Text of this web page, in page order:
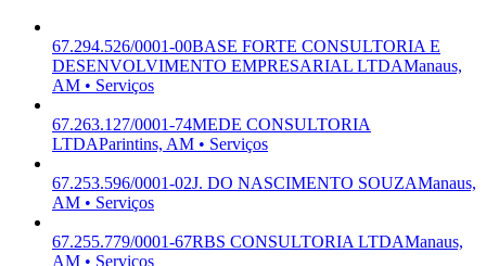
67.294.526/0001-00BASE FORTE CONSULTORIA E
DESENVOLVIMENTO EMPRESARIAL LTDAManaus,
AM • Serviços
67.263.127/0001-74MEDE CONSULTORIA
LTDAParintins, AM • Serviços
67.253.596/0001-02J. DO NASCIMENTO SOUZAManaus,
AM • Serviços
67.255.779/0001-67RBS CONSULTORIA LTDAManaus,
AM • Serviços